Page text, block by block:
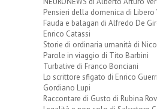
Pensieri della domenica di Libero
Fauda e balagan di Alfredo De
Enrico Catassi
Storie di ordinaria umanità di
Parole in viaggio di Tito Barbini
Turbative di Franco Bonciani
Lo scrittore sfigato di Enrico
Gordiano Lupi
Raccontare di Gusto di Rubina